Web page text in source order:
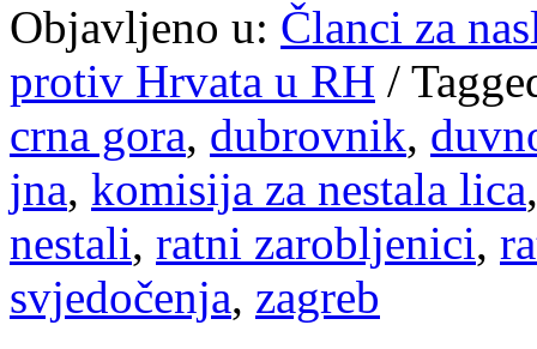
Objavljeno u: Članci za
protiv Hrvata u RH /
crna gora, dubrovnik,
jna, komisija za nestala lica
nestali, ratni zarobljenici,
svjedočenja, zagreb